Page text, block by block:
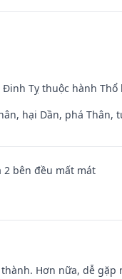
Tỵ thuộc hành Thổ
hại Dần, phá Thân,
2 bên đều mất mát
Hơn nữa, dễ